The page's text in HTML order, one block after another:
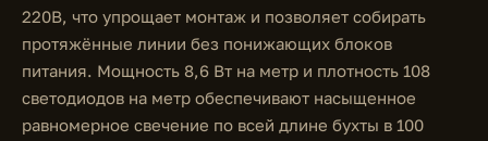
220В, что упрощает монтаж и позволяет собирать
протяжённые линии без понижающих блоков
питания. Мощность 8,6 Вт на метр и плотность 108
светодиодов на метр обеспечивают насыщенное
равномерное свечение по всей длине бухты в 100